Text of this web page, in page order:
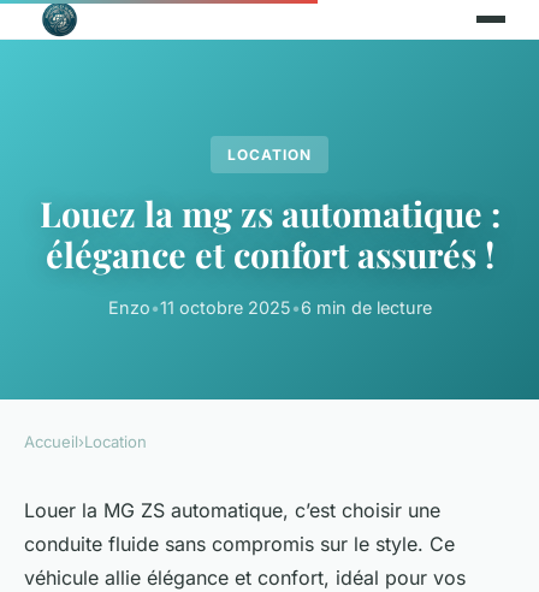
LOCATION
Louez la mg zs automatique :
élégance et confort assurés !
Enzo•11 octobre 2025•6 min de lecture
Accueil›Location
Louer la MG ZS automatique, c’est choisir une
conduite fluide sans compromis sur le style. Ce
véhicule allie élégance et confort, idéal pour vos